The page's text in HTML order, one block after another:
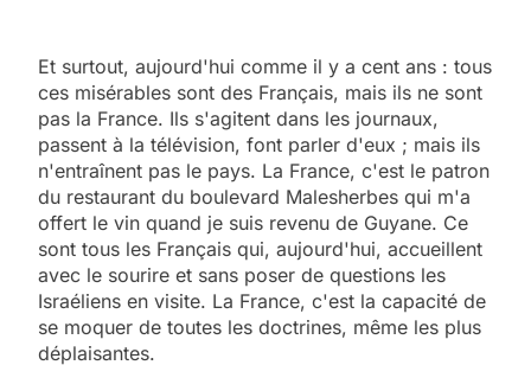
Et surtout, aujourd'hui comme il y a cent ans : tous
ces misérables sont des Français, mais ils ne sont
pas la France. Ils s'agitent dans les journaux,
passent à la télévision, font parler d'eux ; mais ils
n'entraînent pas le pays. La France, c'est le patron
du restaurant du boulevard Malesherbes qui m'a
offert le vin quand je suis revenu de Guyane. Ce
sont tous les Français qui, aujourd'hui, accueillent
avec le sourire et sans poser de questions les
Israéliens en visite. La France, c'est la capacité de
se moquer de toutes les doctrines, même les plus
déplaisantes.